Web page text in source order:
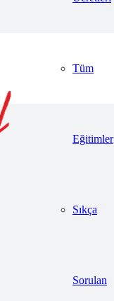
Tüm
Eğitimler
Sıkça
Sorulan